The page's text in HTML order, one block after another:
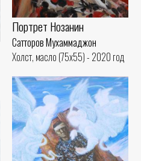
Портрет Нозанин
Сатторов Мухаммаджон
Холст, масло (75x55) - 2020 год